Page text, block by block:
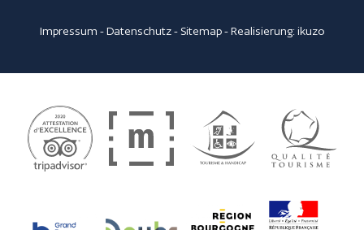
Impressum -Datenschutz- Sitemap- Realisierung:ikuzo